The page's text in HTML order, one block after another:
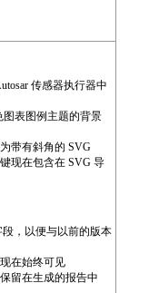
传感器执行器中
表图例主题的背景
带有斜角的 SVG
现在包含在 SVG 导
段，以便与以前的版本
在始终可见
留在生成的报告中